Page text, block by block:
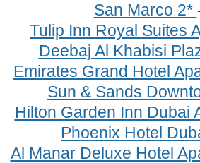
San Marco 2*
Tulip Inn Royal Suites
Deebaj Al Khabisi
Emirates Grand Hotel
Sun & Sands
Hilton Garden Inn Dubai
Phoenix Hotel
Al Manar Deluxe Hotel